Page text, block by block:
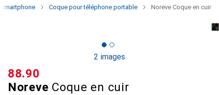
Coque pour téléphone portable Noreve Coque en cuir
2 images
Noreve Coque en cuir
CHF
88.90